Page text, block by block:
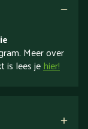
Meer over
is lees jehier!